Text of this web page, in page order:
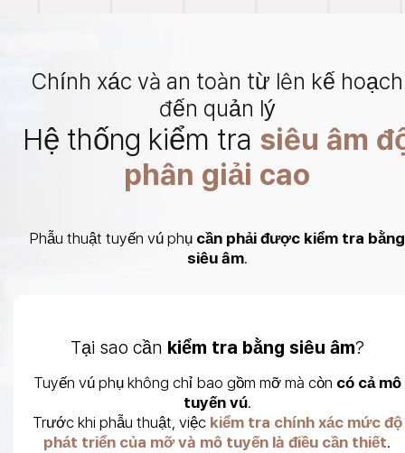
Chính xác và an toàn từ lên kế hoạch
đến quản lý
Hệ thống kiểm tra siêu âm
phân giải cao
Phẫu thuật tuyến vú phụ cần phải được kiểm tra bằng
siêu âm.
Tại sao cần kiểm tra bằng siêu âm?
Tuyến vú phụ không chỉ bao gồm mỡ mà còn có cả mô
tuyến vú.
Trước khi phẫu thuật, việc kiểm tra chính xác mức độ
phát triển của mỡ và mô tuyến là điều cần thiết.